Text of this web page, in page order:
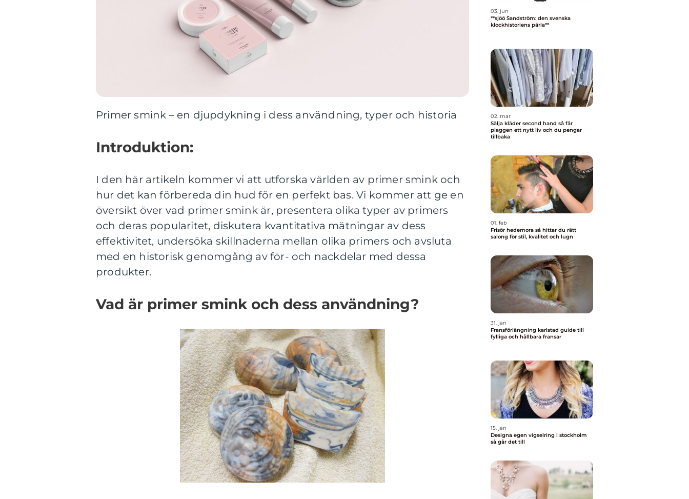
Primer smink – en djupdykning i dess användning, typer och historia
Introduktion:
I den här artikeln kommer vi att utforska världen av primer smink och
hur det kan förbereda din hud för en perfekt bas. Vi kommer att ge en
översikt över vad primer smink är, presentera olika typer av primers
och deras popularitet, diskutera kvantitativa mätningar av dess
effektivitet, undersöka skillnaderna mellan olika primers och avsluta
med en historisk genomgång av för- och nackdelar med dessa
produkter.
Vad är primer smink och dess användning?
03. jun
**sjöö Sandström: den svenska
klockhistoriens pärla**
02. mar
Sälja kläder second hand så får
plaggen ett nytt liv och du pengar
tillbaka
01. feb
Frisör hedemora så hittar du rätt
salong för stil, kvalitet och lugn
31. jan
Fransförlängning karlstad guide till
fylliga och hållbara fransar
15. jan
Designa egen vigselring i stockholm
så går det till